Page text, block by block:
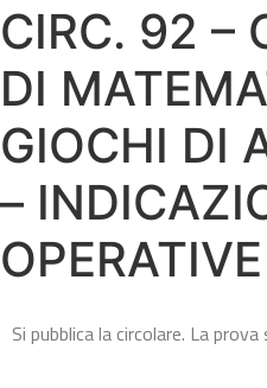
CIRC. 92 –
DI
GIOCHI DI
–
OPERATIVE
Si pubblica la circolare. La